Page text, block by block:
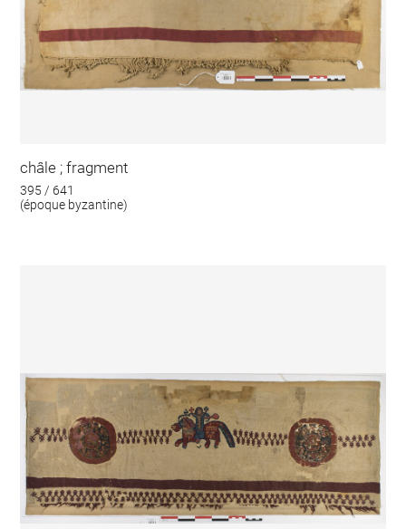
châle ; fragment
395 / 641
(époque byzantine)